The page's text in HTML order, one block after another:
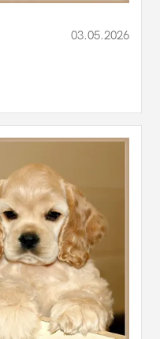
03.05.2026